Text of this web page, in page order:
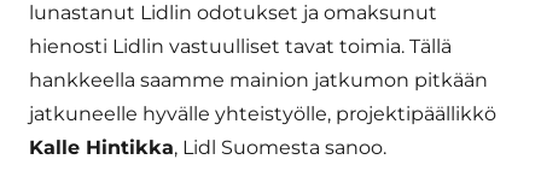
lunastanut Lidlin odotukset ja omaksunut
hienosti Lidlin vastuulliset tavat toimia. Tällä
hankkeella saamme mainion jatkumon pitkään
jatkuneelle hyvälle yhteistyölle, projektipäällikkö
Kalle Hintikka, Lidl Suomesta sanoo.